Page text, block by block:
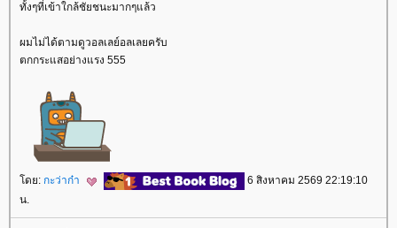
ทั้งๆที่เข้าใกล้ชัยชนะมากๆแล้ว
ผมไม่ได้ตามดูวอลเลย์อลเลยครับ
ตกกระแสอย่างแรง 555
ดย: กะว่าก๋า
6 สิงหาคม 2569 22:19:10
น.